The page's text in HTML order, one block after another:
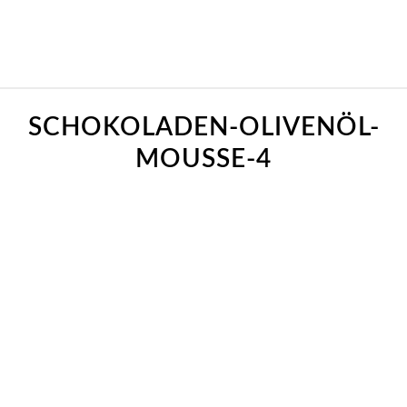
SCHOKOLADEN-OLIVENÖL-
MOUSSE-4